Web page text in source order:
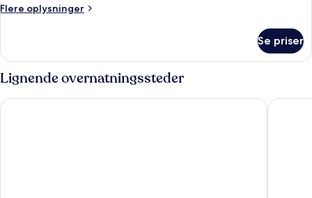
Flere oplysninger
Flere
studiosuite
Se priser
Lignende overnatningssteder
H+ Hotel Bremen